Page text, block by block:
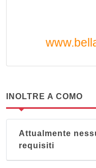
INOLTRE A COMO
Attualmente
requisiti